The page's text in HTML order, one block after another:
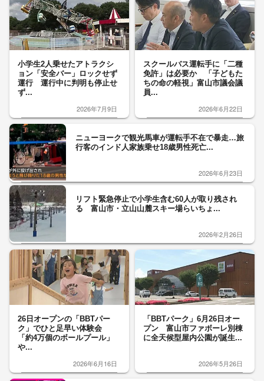
小学生2人乗せたアトラクシ
ョン「安全バー」ロックせず
運行 運行中に判明も停止せ
ず...
2026年7月9日
スクールバス運転手に「二種
免許」は必要か 「子どもた
ちの命の軽視」富山市議会議
員...
2026年6月22日
ニューヨークで観光馬車が運転手不在で暴走…旅
行客のインド人家族乗せ18歳男性死亡...
2026年6月23日
リフト緊急停止で小学生含む60人が取り残され
る 富山市・立山山麓スキー場らいちょ...
2026年2月26日
26日オープンの「BBTパー
ク」でひと足早い体験会
「約4万個のボールプール」
や...
2026年6月16日
「BBTパーク」6月26日オー
プン 富山市ファボーレ別棟
に全天候型屋内公園が誕生...
2026年5月26日